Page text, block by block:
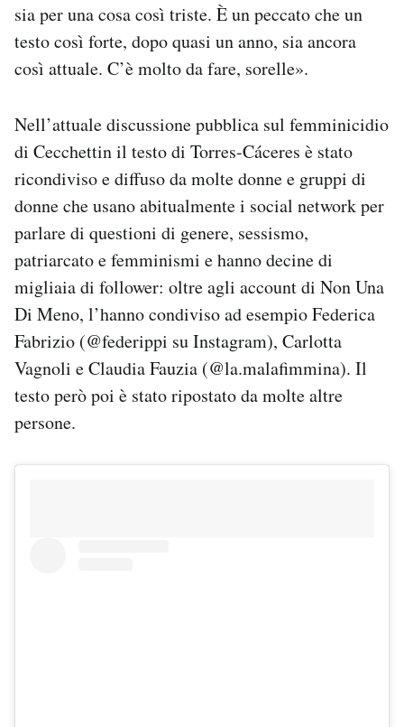
sia per una cosa così triste. È un peccato che un
testo così forte, dopo quasi un anno, sia ancora
così attuale. C’è molto da fare, sorelle».
Nell’attuale discussione pubblica sul femminicidio
di Cecchettin il testo di Torres-Cáceres è stato
ricondiviso e diffuso da molte donne e gruppi di
donne che usano abitualmente i social network per
parlare di questioni di genere, sessismo,
patriarcato e femminismi e hanno decine di
migliaia di follower: oltre agli account di Non Una
Di Meno, l’hanno condiviso ad esempio Federica
Fabrizio (@federippi su Instagram), Carlotta
Vagnoli e Claudia Fauzia (@la.malafimmina). Il
testo però poi è stato ripostato da molte altre
persone.